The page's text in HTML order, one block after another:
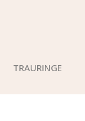
TRAURINGE